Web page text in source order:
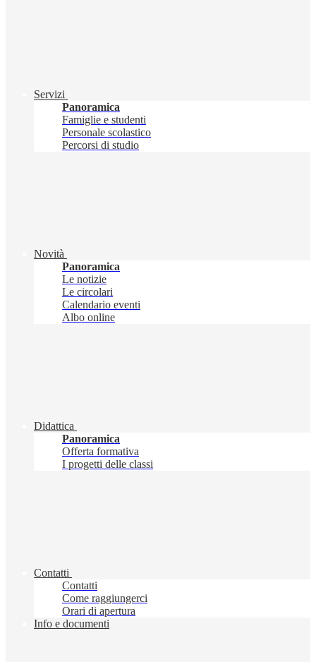
Servizi
Panoramica
Famiglie e studenti
Personale scolastico
Percorsi di studio
Novità
Panoramica
Le notizie
Le circolari
Calendario eventi
Albo online
Didattica
Panoramica
Offerta formativa
I progetti delle classi
Contatti
Contatti
Come raggiungerci
Orari di apertura
Info e documenti